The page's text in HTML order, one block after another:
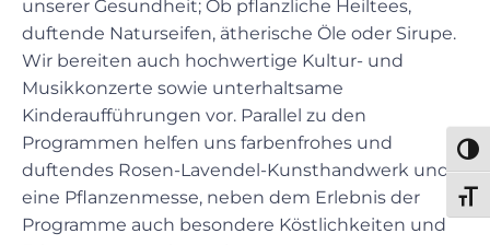
unserer Gesundheit; Ob pflanzliche Heiltees,
duftende Naturseifen, ätherische Öle oder Sirupe.
Wir bereiten auch hochwertige Kultur- und
Musikkonzerte sowie unterhaltsame
Kinderaufführungen vor. Parallel zu den
Programmen helfen uns farbenfrohes und
duftendes Rosen-Lavendel-Kunsthandwerk und
eine Pflanzenmesse, neben dem Erlebnis der
Programme auch besondere Köstlichkeiten und